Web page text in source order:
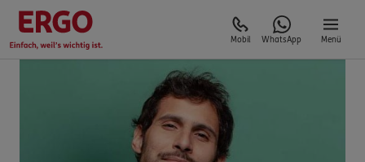
Mobil WhatsApp Menü